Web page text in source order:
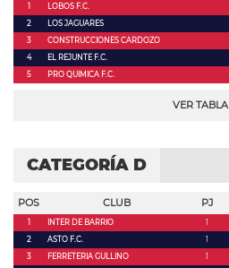
1 LOBOS F.C.
2
LOS JAGUARES
3
CONSTRUCCIONES CARDOZO
4
EL REJUNTE F.C.
5
PRO QUIMICA F.C.
VER TABLA
CATEGORÍA D
POS CLUB PJ
1 INTER DE BARRIO 1
2
ASTO F.C. 1
3
FERRETERIA GULLINO 1